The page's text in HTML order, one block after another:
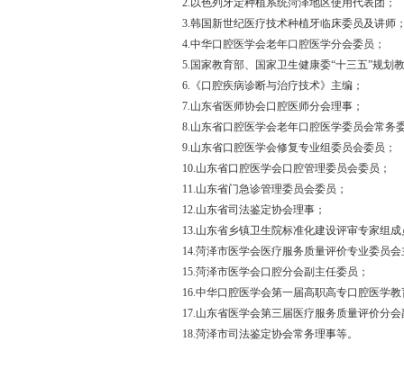
2.以色列牙定种植系统菏泽地区使用代表团；
3.韩国新世纪医疗技术种植牙临床委员及讲师；
4.中华口腔医学会老年口腔医学分会委员；
5.国家教育部、国家卫生健康委“十三五”规划
6.《口腔疾病诊断与治疗技术》主编；
7.山东省医师协会口腔医师分会理事；
8.山东省口腔医学会老年口腔医学委员会常务
9.山东省口腔医学会修复专业组委员会委员；
10.山东省口腔医学会口腔管理委员会委员；
11.山东省门急诊管理委员会委员；
12.山东省司法鉴定协会理事；
13.山东省乡镇卫生院标准化建设评审专家组成
14.菏泽市医学会医疗服务质量评价专业委员会
15.菏泽市医学会口腔分会副主任委员；
16.中华口腔医学会第一届高职高专口腔医学教
17.山东省医学会第三届医疗服务质量评价分会
18.菏泽市司法鉴定协会常务理事等。